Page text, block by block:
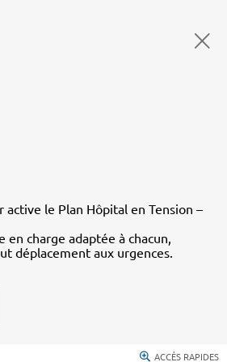
active le Plan Hôpital en Tension –
en charge adaptée à chacun,
déplacement aux urgences.
ACCÈS RAPIDES